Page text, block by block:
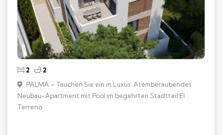
2 2
PALMA – Tauchen Sie ein in Luxus: Atemberaubendes
Neubau-Apartment mit Pool im begehrten Stadtteil El
Terreno